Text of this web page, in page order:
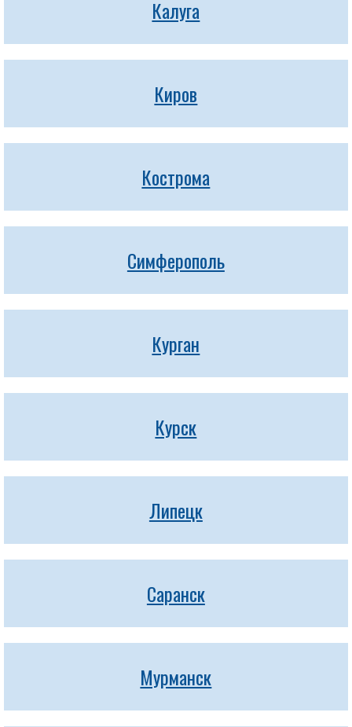
Калуга
Киров
Кострома
Симферополь
Курган
Курск
Липецк
Саранск
Мурманск